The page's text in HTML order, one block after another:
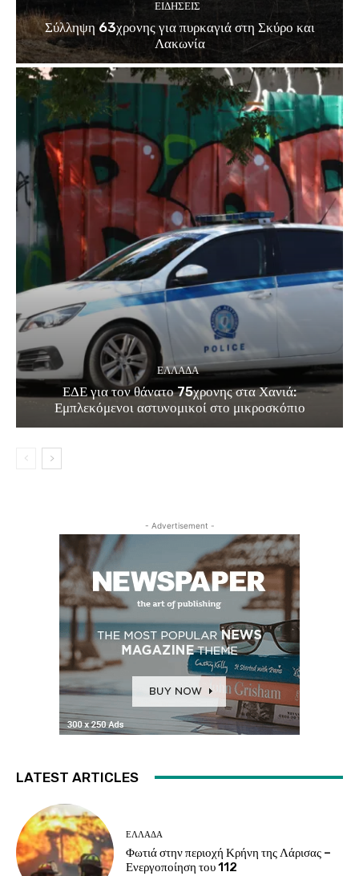
ΕΙΔΗΣΕΙΣ
Σύλληψη 63χρονης για πυρκαγιά στη Σκύρο και
Λακωνία
ΕΛΛΑΔΑ
ΕΔΕ για τον θάνατο 75χρονης στα Χανιά:
Εμπλεκόμενοι αστυνομικοί στο μικροσκόπιο
- Advertisement -
LATEST ARTICLES
ΕΛΛΑΔΑ
Φωτιά στην περιοχή Κρήνη της Λάρισας –
Ενεργοποίηση του 112